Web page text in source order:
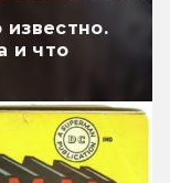
известно.
и что